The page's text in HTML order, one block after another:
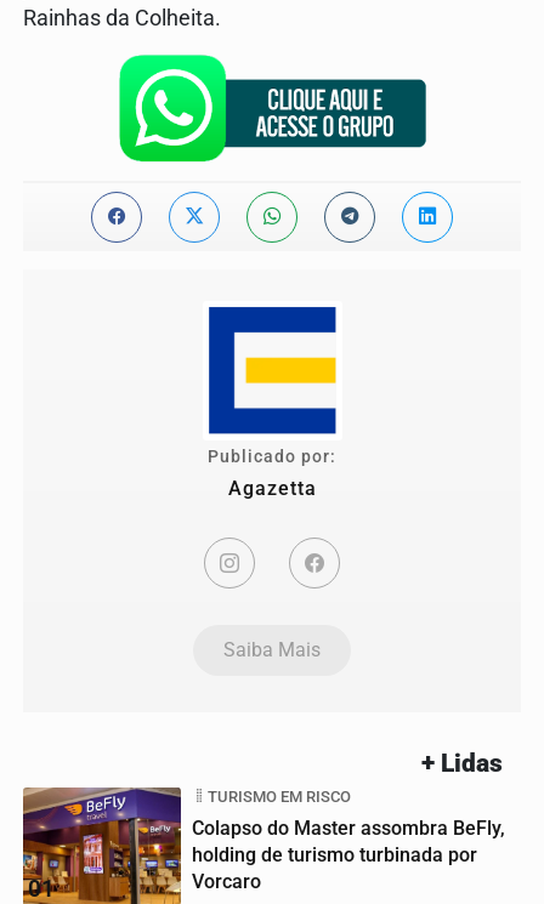
Rainhas da Colheita.
Publicado por:
Agazetta
Saiba Mais
+ Lidas
01
TURISMO EM RISCO
Colapso do Master assombra BeFly,
holding de turismo turbinada por
Vorcaro